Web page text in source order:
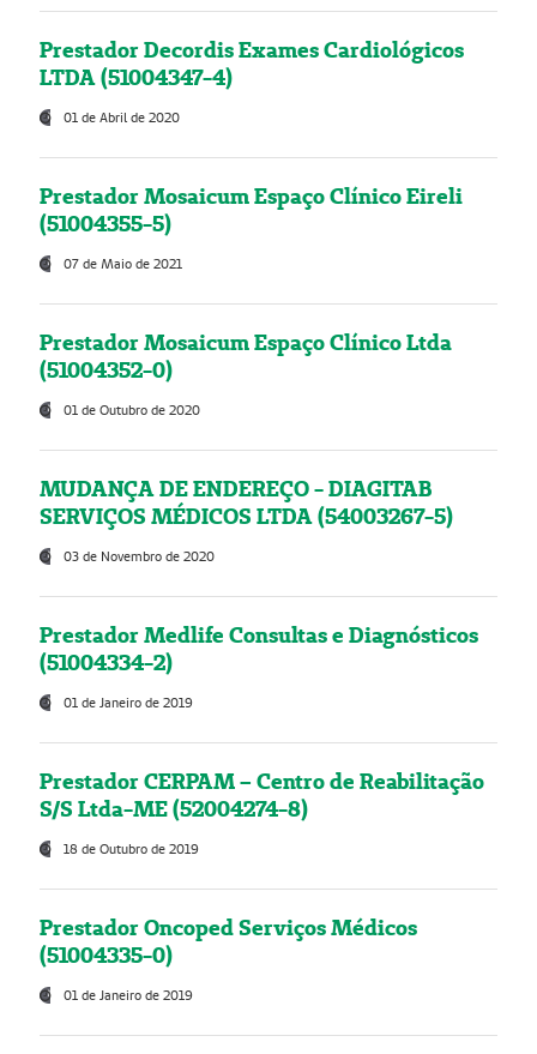
Prestador Decordis Exames Cardiológicos
LTDA (51004347-4)
01 de Abril de 2020
Prestador Mosaicum Espaço Clínico Eireli
(51004355-5)
07 de Maio de 2021
Prestador Mosaicum Espaço Clínico Ltda
(51004352-0)
01 de Outubro de 2020
MUDANÇA DE ENDEREÇO - DIAGITAB
SERVIÇOS MÉDICOS LTDA (54003267-5)
03 de Novembro de 2020
Prestador Medlife Consultas e Diagnósticos
(51004334-2)
01 de Janeiro de 2019
Prestador CERPAM – Centro de Reabilitação
S/S Ltda-ME (52004274-8)
18 de Outubro de 2019
Prestador Oncoped Serviços Médicos
(51004335-0)
01 de Janeiro de 2019